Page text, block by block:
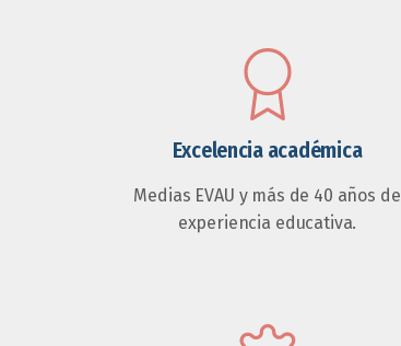
Excelencia académica
Medias EVAU y más de 40 años de
experiencia educativa.